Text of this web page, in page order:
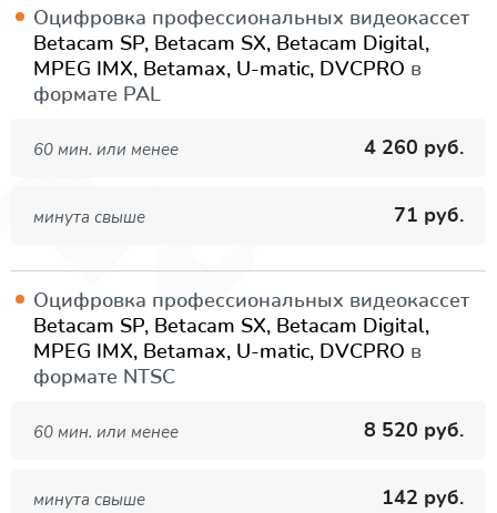
Оцифровка профессиональных видеокассет
Betacam SP, Betacam SX, Betacam Digital,
MPEG IMX, Betamax, U-matic, DVCPRO в
формате PAL
60 мин. или менее 4 260 руб.
минута свыше 71 руб.
Оцифровка профессиональных видеокассет
Betacam SP, Betacam SX, Betacam Digital,
MPEG IMX, Betamax, U-matic, DVCPRO в
формате NTSC
60 мин. или менее 8 520 руб.
минута свыше 142 руб.